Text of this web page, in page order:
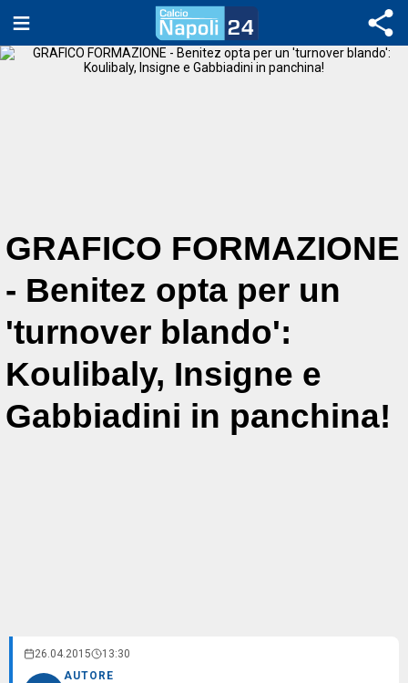
GRAFICO FORMAZIONE
- Benitez opta per un
'turnover blando':
Koulibaly, Insigne e
Gabbiadini in panchina!
26.04.2015 13:30
AUTORE